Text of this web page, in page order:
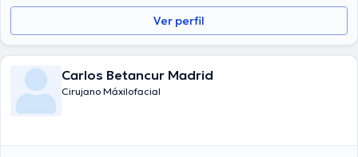
Ver perfil
Carlos Betancur Madrid
Cirujano Máxilofacial